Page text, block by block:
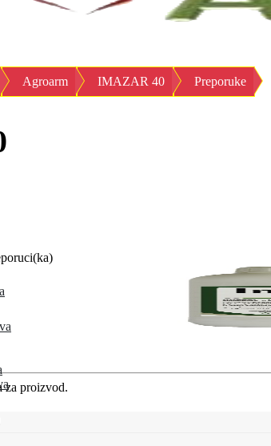
Agroarm IMAZAR 40 Preporuke
za proizvod.